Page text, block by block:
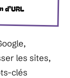
les sites,
clés